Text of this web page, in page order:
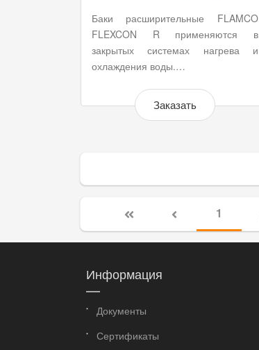
Баки расширительные FLAMCO
FLEXCON R применяются в
закрытых системах нагрева и
охлаждения воды.…
Заказать
1
Информация
Документы
Сертификаты